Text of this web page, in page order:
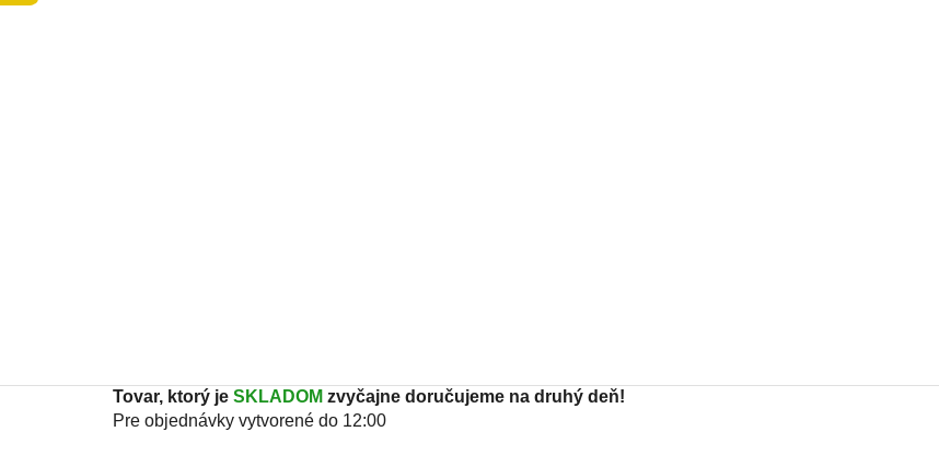
Tovar, ktorý je SKLADOM zvyčajne doručujeme na druhý deň!
Pre objednávky vytvorené do 12:00